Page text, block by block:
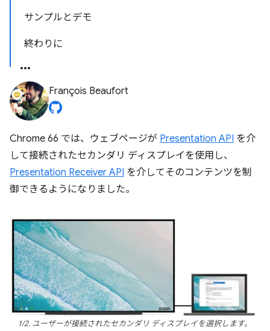
サンプルとデモ
終わりに
François Beaufort
Chrome 66 では、ウェブページが Presentation API を介
して接続されたセカンダリ ディスプレイを使用し、
Presentation Receiver API を介してそのコンテンツを制
御できるようになりました。
1/2. ユーザーが接続されたセカンダリ ディスプレイを選択します。